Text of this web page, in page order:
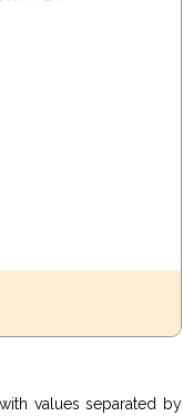
values separated by